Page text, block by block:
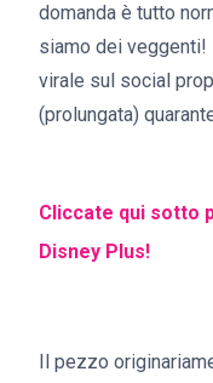
domanda è tutto
siamo dei
virale sul social
(prolungata)
Cliccate qui sotto
Disney Plus!
Il pezzo